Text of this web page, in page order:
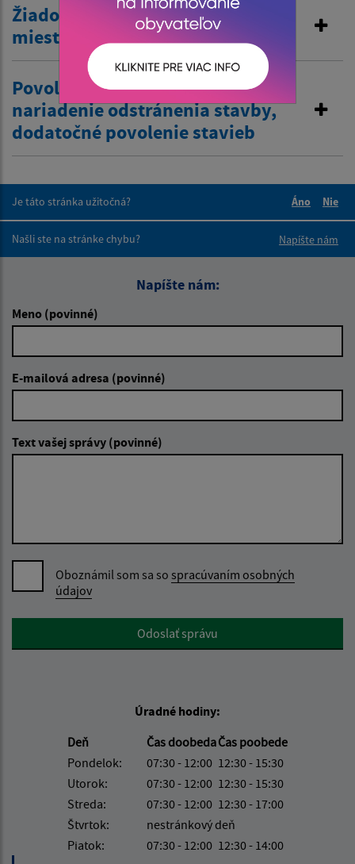
Žiadosť o zriadenie vjazdu
miestnej komunikácie
Povolenie na odstránenie stavby,
nariadenie odstránenia stavby,
dodatočné povolenie stavieb
Je táto stránka užitočná?
Áno
Nie
Našli ste na stránke chybu?
Napíšte nám
Napíšte nám:
Meno (povinné)
E-mailová adresa (povinné)
Text vašej správy (povinné)
Oboznámil som sa so spracúvaním osobných
údajov
Google reCaptcha ResponseOdoslať správu
Úradné hodiny:
Deň
Čas doobedaČas poobede
Pondelok:
07:30 - 12:00 12:30 - 15:30
Utorok:
07:30 - 12:00 12:30 - 15:30
Streda:
07:30 - 12:00 12:30 - 17:00
Štvrtok:
nestránkový deň
Piatok:
07:30 - 12:00 12:30 - 14:00